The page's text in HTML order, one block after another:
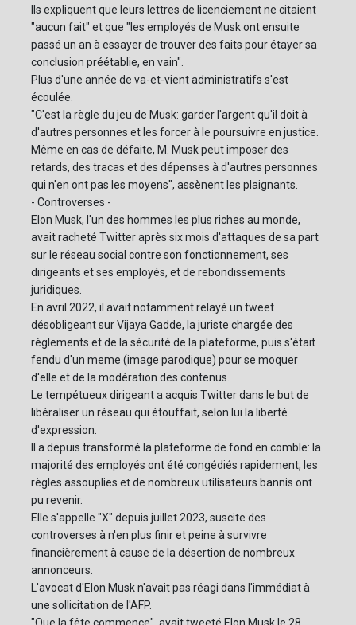
Ils expliquent que leurs lettres de licenciement ne citaient
"aucun fait" et que "les employés de Musk ont ensuite
passé un an à essayer de trouver des faits pour étayer sa
conclusion préétablie, en vain".
Plus d'une année de va-et-vient administratifs s'est
écoulée.
"C'est la règle du jeu de Musk: garder l'argent qu'il doit à
d'autres personnes et les forcer à le poursuivre en justice.
Même en cas de défaite, M. Musk peut imposer des
retards, des tracas et des dépenses à d'autres personnes
qui n'en ont pas les moyens", assènent les plaignants.
- Controverses -
Elon Musk, l'un des hommes les plus riches au monde,
avait racheté Twitter après six mois d'attaques de sa part
sur le réseau social contre son fonctionnement, ses
dirigeants et ses employés, et de rebondissements
juridiques.
En avril 2022, il avait notamment relayé un tweet
désobligeant sur Vijaya Gadde, la juriste chargée des
règlements et de la sécurité de la plateforme, puis s'était
fendu d'un meme (image parodique) pour se moquer
d'elle et de la modération des contenus.
Le tempétueux dirigeant a acquis Twitter dans le but de
libéraliser un réseau qui étouffait, selon lui la liberté
d'expression.
Il a depuis transformé la plateforme de fond en comble: la
majorité des employés ont été congédiés rapidement, les
règles assouplies et de nombreux utilisateurs bannis ont
pu revenir.
Elle s'appelle "X" depuis juillet 2023, suscite des
controverses à n'en plus finir et peine à survivre
financièrement à cause de la désertion de nombreux
annonceurs.
L'avocat d'Elon Musk n'avait pas réagi dans l'immédiat à
une sollicitation de l'AFP.